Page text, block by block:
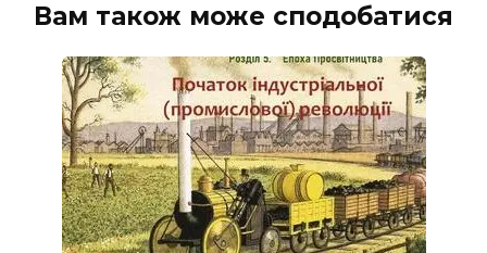
Вам також може сподобатися